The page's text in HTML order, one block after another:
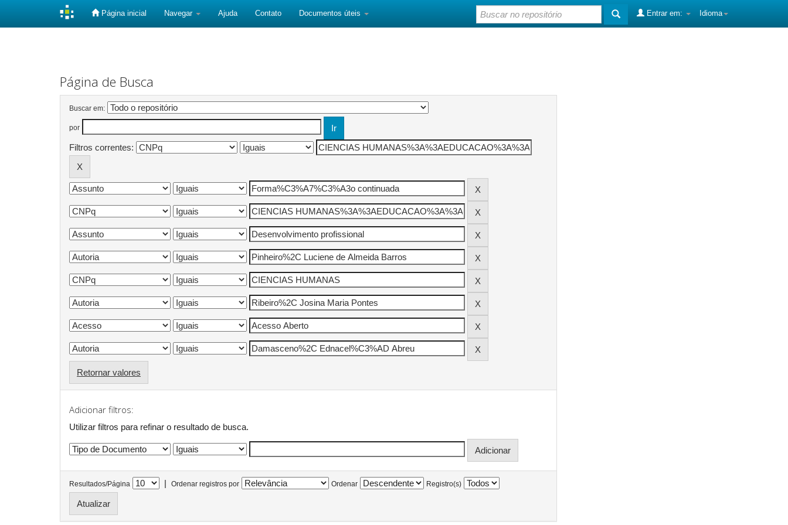
Página inicial Navegar Ajuda Contato Documentos úteis Idioma
Entrar em:
Página de Busca
Buscar em:
por
Filtros correntes:
Retornar valores
Adicionar filtros:
Utilizar filtros para refinar o resultado de busca.
Resultados/Página | Ordenar registros por Ordenar Registro(s)